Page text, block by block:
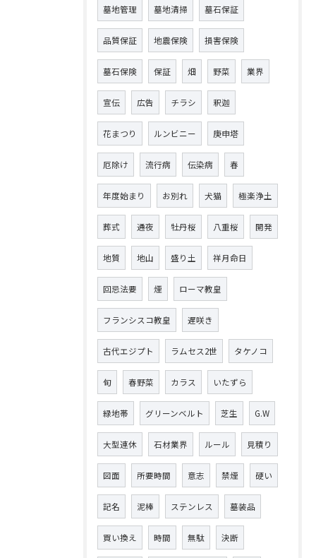
墓地管理 墓地清掃 墓石保証
品質保証 地震保険 損害保険
墓石保険 保証 畑 野菜 業界
宣伝 広告 チラシ 釈迦
花まつり ルンビニー 庚申塔
厄除け 流行病 伝染病 春
年度始まり お別れ 犬猫 極楽浄土
葬式 通夜 牡丹桜 八重桜 開発
地質 地山 盛り土 祥月命日
回忌法要 煙 ローマ教皇
フランシスコ教皇 遅咲き
古代エジプト ラムセス2世 タケノコ
旬 春野菜 カラス いたずら
緑地帯 グリーンベルト 芝生 G.W
大型連休 石材業界 ルール 見積り
図面 所要時間 意志 禁煙 硬い
記名 泥棒 ステンレス 墓装品
買い換え 時間 無駄 決断